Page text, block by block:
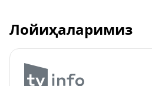
Лойиҳаларимиз